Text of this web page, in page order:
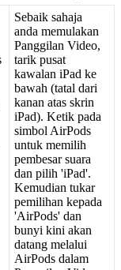
Sebaik sahaja
anda memulakan
Panggilan Video,
tarik pusat
kawalan iPad ke
bawah (tatal dari
kanan atas skrin
iPad). Ketik pada
simbol AirPods
untuk memilih
pembesar suara
dan pilih 'iPad'.
Kemudian tukar
pemilihan kepada
'AirPods' dan
bunyi kini akan
datang melalui
AirPods dalam